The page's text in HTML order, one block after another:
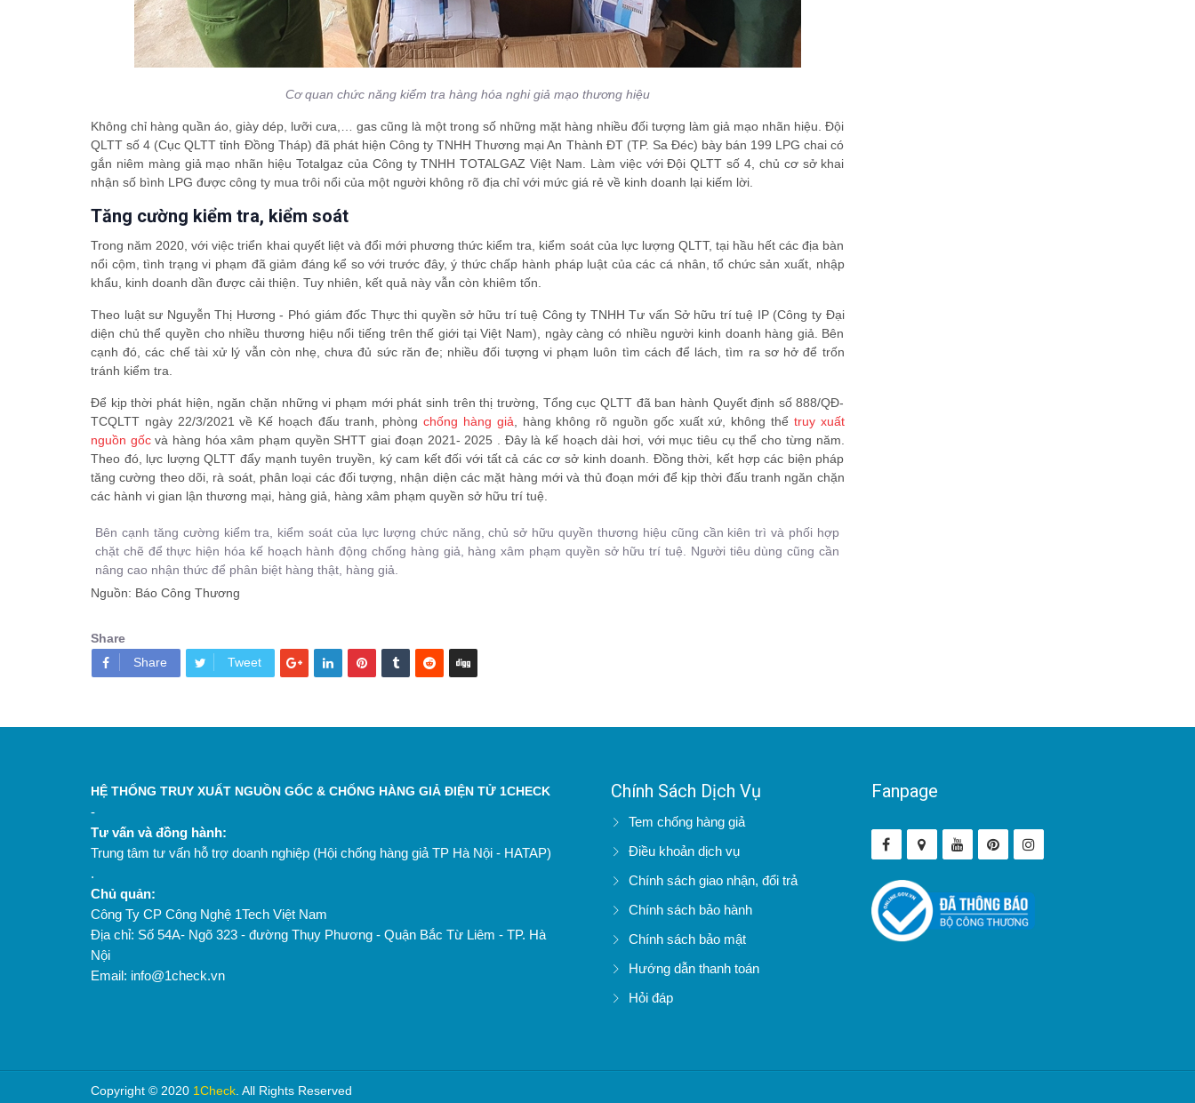
Cơ quan chức năng kiểm tra hàng hóa nghi giả mạo thương hiệu
Không chỉ hàng quần áo, giày dép, lưỡi cưa,… gas cũng là một trong số những mặt hàng nhiều đối tượng làm giả mạo nhãn hiệu. Đội
QLTT số 4 (Cục QLTT tỉnh Đồng Tháp) đã phát hiện Công ty TNHH Thương mại An Thành ĐT (TP. Sa Đéc) bày bán 199 LPG chai có
gắn niêm màng giả mạo nhãn hiệu Totalgaz của Công ty TNHH TOTALGAZ Việt Nam. Làm việc với Đội QLTT số 4, chủ cơ sở khai
nhận số bình LPG được công ty mua trôi nổi của một người không rõ địa chỉ với mức giá rẻ về kinh doanh lại kiếm lời.
Tăng cường kiểm tra, kiểm soát
Trong năm 2020, với việc triển khai quyết liệt và đổi mới phương thức kiểm tra, kiểm soát của lực lượng QLTT, tại hầu hết các địa bàn
nổi cộm, tình trạng vi phạm đã giảm đáng kể so với trước đây, ý thức chấp hành pháp luật của các cá nhân, tổ chức sản xuất, nhập
khẩu, kinh doanh dần được cải thiện. Tuy nhiên, kết quả này vẫn còn khiêm tốn.
Theo luật sư Nguyễn Thị Hương - Phó giám đốc Thực thi quyền sở hữu trí tuệ Công ty TNHH Tư vấn Sở hữu trí tuệ IP (Công ty Đại
diện chủ thể quyền cho nhiều thương hiệu nổi tiếng trên thế giới tại Việt Nam), ngày càng có nhiều người kinh doanh hàng giả. Bên
cạnh đó, các chế tài xử lý vẫn còn nhẹ, chưa đủ sức răn đe; nhiều đối tượng vi phạm luôn tìm cách để lách, tìm ra sơ hở để trốn
tránh kiểm tra.
Để kịp thời phát hiện, ngăn chặn những vi phạm mới phát sinh trên thị trường, Tổng cục QLTT đã ban hành Quyết định số 888/QĐ-
TCQLTT ngày 22/3/2021 về Kế hoạch đấu tranh, phòngchống hàng giả , hàng không rõ nguồn gốc xuất xứ, không thể truy xuất
nguồn gốcvà hàng hóa xâm phạm quyền SHTT giai đoạn 2021- 2025 . Đây là kế hoạch dài hơi, với mục tiêu cụ thể cho từng năm.
Theo đó, lực lượng QLTT đẩy mạnh tuyên truyền, ký cam kết đối với tất cả các cơ sở kinh doanh. Đồng thời, kết hợp các biện pháp
tăng cường theo dõi, rà soát, phân loại các đối tượng, nhận diện các mặt hàng mới và thủ đoạn mới để kịp thời đấu tranh ngăn chặn
các hành vi gian lận thương mại, hàng giả, hàng xâm phạm quyền sở hữu trí tuệ.
Bên cạnh tăng cường kiểm tra, kiểm soát của lực lượng chức năng, chủ sở hữu quyền thương hiệu cũng cần kiên trì và phối hợp
chặt chẽ để thực hiện hóa kế hoạch hành động chống hàng giả, hàng xâm phạm quyền sở hữu trí tuệ. Người tiêu dùng cũng cần
nâng cao nhận thức để phân biệt hàng thật, hàng giả.
Nguồn: Báo Công Thương
Share
Share
Tweet
HỆ THỐNG TRUY XUẤT NGUỒN GỐC & CHỐNG HÀNG GIẢ ĐIỆN TỬ 1CHECK
-
Tư vấn và đồng hành:
Trung tâm tư vấn hỗ trợ doanh nghiệp (Hội chống hàng giả TP Hà Nội - HATAP)
.
Chủ quản:
Công Ty CP Công Nghệ 1Tech Việt Nam
Địa chỉ: Số 54A- Ngõ 323 - đường Thụy Phương - Quận Bắc Từ Liêm - TP. Hà
Nội
Email: info@1check.vn
Chính Sách Dịch Vụ
Tem chống hàng giả
Điều khoản dịch vụ
Chính sách giao nhận, đổi trả
Chính sách bảo hành
Chính sách bảo mật
Hướng dẫn thanh toán
Hỏi đáp
Fanpage
Copyright © 2020 1Check . All Rights Reserved